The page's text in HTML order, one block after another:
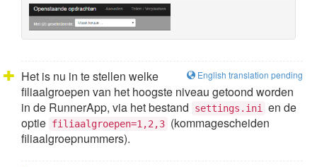
English translation pending
Het is nu in te stellen welke
filiaalgroepen van het hoogste niveau getoond worden
in de RunnerApp, via het bestand
settings.ini
en de
optie filiaalgroepen=1,2,3 (kommagescheiden
filiaalgroepnummers).